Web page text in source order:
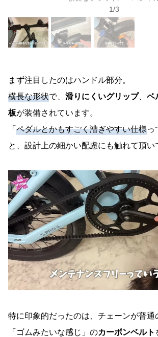
1/3
まず注目したのはハンドル部分。
横長な形状で、 滑りにくいグリップ、 ベ
板が装備されています。
「 ペダルとかもすごく漕ぎやすい仕様っ
と、設計上の細かい配慮にも触れて頂い
特に印象的だったのは、チェーンが普通
「ゴムみたいな感じ」のカーボンベルト